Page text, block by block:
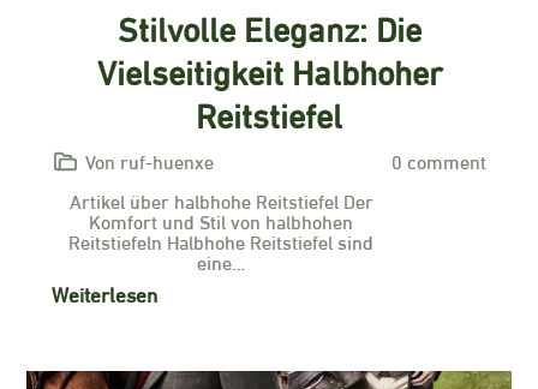
Stilvolle Eleganz: Die
Vielseitigkeit Halbhoher
Reitstiefel
Von ruf-huenxe
0 comment
Artikel über halbhohe Reitstiefel Der
Komfort und Stil von halbhohen
Reitstiefeln Halbhohe Reitstiefel sind
eine…
Weiterlesen